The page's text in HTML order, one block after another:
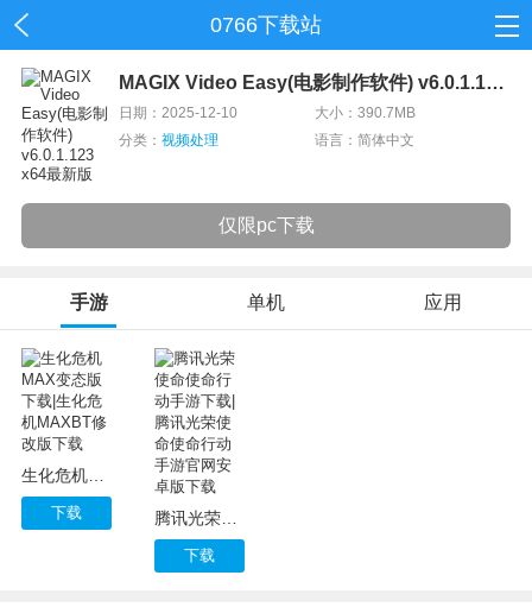
0766下载站
首页 MAGIX Video Easy(电影制作软件) v6.0.1.123 x64最新版
日期：2025-12-10
大小：390.7MB
分类： 视频处理 语言：简体中文
仅限pc下载
手游 单机 应用
生化危机MAX变态版下载|生化危机MAXBT修改版下载
下载 腾讯光荣使命使命行动手游下载|腾讯光荣使命使命行动手游官网安卓版下载
下载